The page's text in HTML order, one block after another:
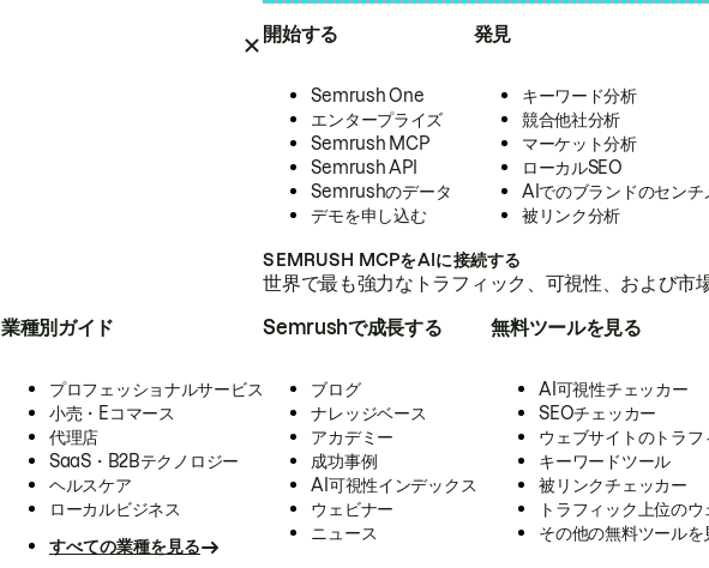
開始する
Semrush One
エンタープライズ
Semrush MCP
Semrush API
Semrushのデータ
デモを申し込む
発見
キーワード分析
競合他社分析
マーケット分析
ローカルSEO
AIでのブランドのセンチ
被リンク分析
SEMRUSH MCPをAIに接続する
世界で最も強力なトラフィック、可視性、および
業種別ガイド
プロフェッショナルサービス
小売・Eコマース
代理店
SaaS・B2Bテクノロジー
ヘルスケア
ローカルビジネス
すべての業種を見る
Semrushで成長する
ブログ
ナレッジベース
アカデミー
成功事例
AI可視性インデックス
ウェビナー
ニュース
無料ツールを見る
AI可視性チェッカー
SEOチェッカー
ウェブサイトのトラ
キーワードツール
被リンクチェッカー
トラフィック上位の
その他の無料ツールを